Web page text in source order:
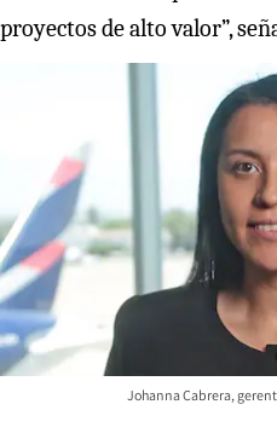
proyectos de alto valor”,
Johanna Cabrera,